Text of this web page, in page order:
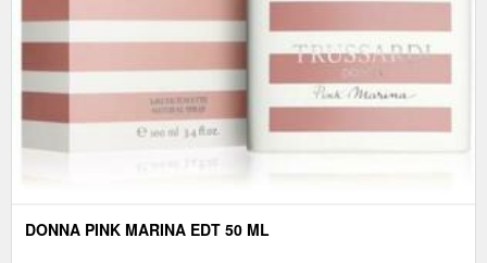
DONNA PINK MARINA EDT 50 ML